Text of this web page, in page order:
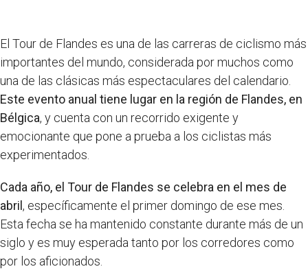
El Tour de Flandes es una de las carreras de ciclismo más
importantes del mundo, considerada por muchos como
una de las clásicas más espectaculares del calendario.
Este evento anual tiene lugar en la región de Flandes, en
Bélgica, y cuenta con un recorrido exigente y
emocionante que pone a prueba a los ciclistas más
experimentados.
Cada año, el Tour de Flandes se celebra en el mes de
abril , específicamente el primer domingo de ese mes.
Esta fecha se ha mantenido constante durante más de un
siglo y es muy esperada tanto por los corredores como
por los aficionados.